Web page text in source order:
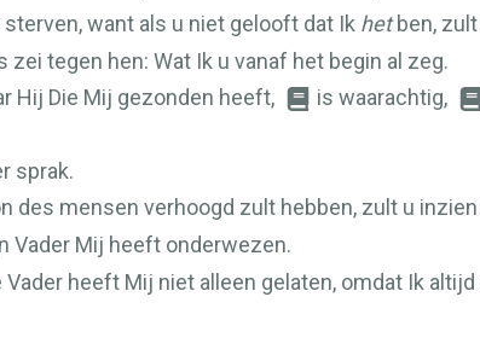
want als u niet gelooft dat Ik hetben, zult
tegen hen: Wat Ik u vanaf het begin al zeg.
Hij Die Mij gezonden heeft, is waarachtig,
sprak.
des mensen verhoogd zult hebben, zult u
Vader Mij heeft onderwezen.
heeft Mij niet alleen gelaten, omdat Ik